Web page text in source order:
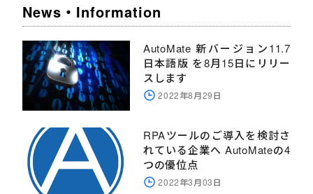
News・Information
AutoMate 新バージョン11.7
日本語版 を8月15日にリリー
スします
2022年8月29日
RPAツールのご導入を検討さ
れている企業へ AutoMateの4
つの優位点
2022年3月03日